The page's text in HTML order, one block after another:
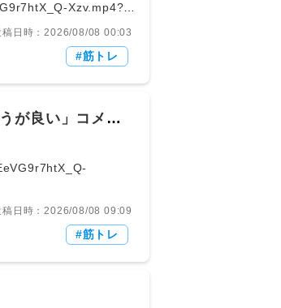
Xzv.mp4?
avc1/1170x2532/EeV
稿日時：2026/08/08 00:03
筋トレ
が良い」コメン
稿日時：2026/08/08 09:09
筋トレ